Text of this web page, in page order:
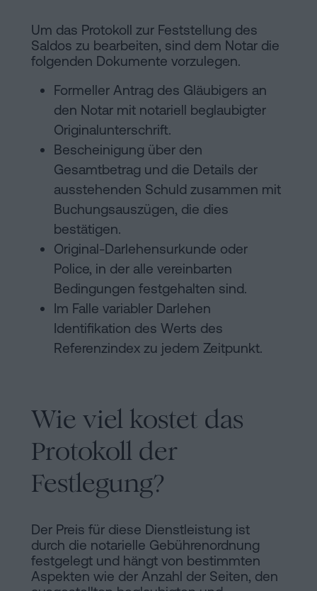
Um das Protokoll zur Feststellung des
Saldos zu bearbeiten, sind dem Notar die
folgenden Dokumente vorzulegen.
Formeller Antrag des Gläubigers an
den Notar mit notariell beglaubigter
Originalunterschrift.
Bescheinigung über den
Gesamtbetrag und die Details der
ausstehenden Schuld zusammen mit
Buchungsauszügen, die dies
bestätigen.
Original-Darlehensurkunde oder
Police, in der alle vereinbarten
Bedingungen festgehalten sind.
Im Falle variabler Darlehen
Identifikation des Werts des
Referenzindex zu jedem Zeitpunkt.
Wie viel kostet das
Protokoll der
Festlegung?
Der Preis für diese Dienstleistung ist
durch die notarielle Gebührenordnung
festgelegt und hängt von bestimmten
Aspekten wie der Anzahl der Seiten, den